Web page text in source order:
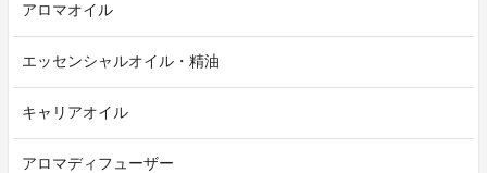
アロマオイル
エッセンシャルオイル・精油
キャリアオイル
アロマディフューザー